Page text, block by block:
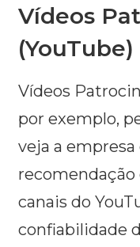
Vídeos
(YouTube)
Vídeos
por exemplo,
veja a
recomendação
canais do
confiabilidade